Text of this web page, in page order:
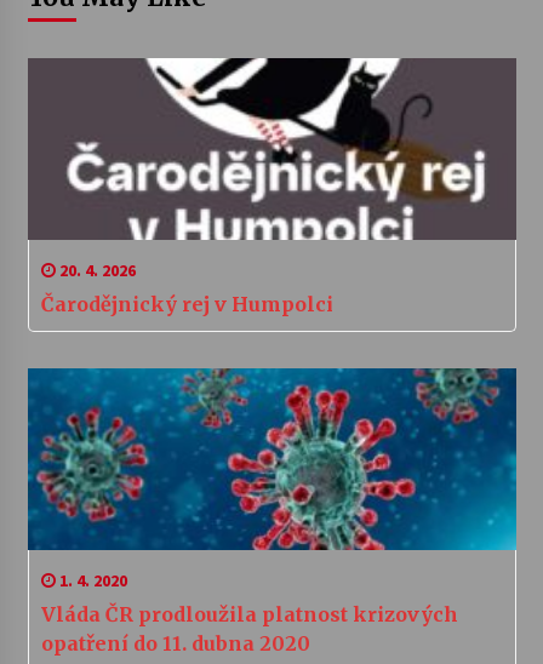
20. 4. 2026
Čarodějnický rej v Humpolci
1. 4. 2020
Vláda ČR prodloužila platnost krizových
opatření do 11. dubna 2020